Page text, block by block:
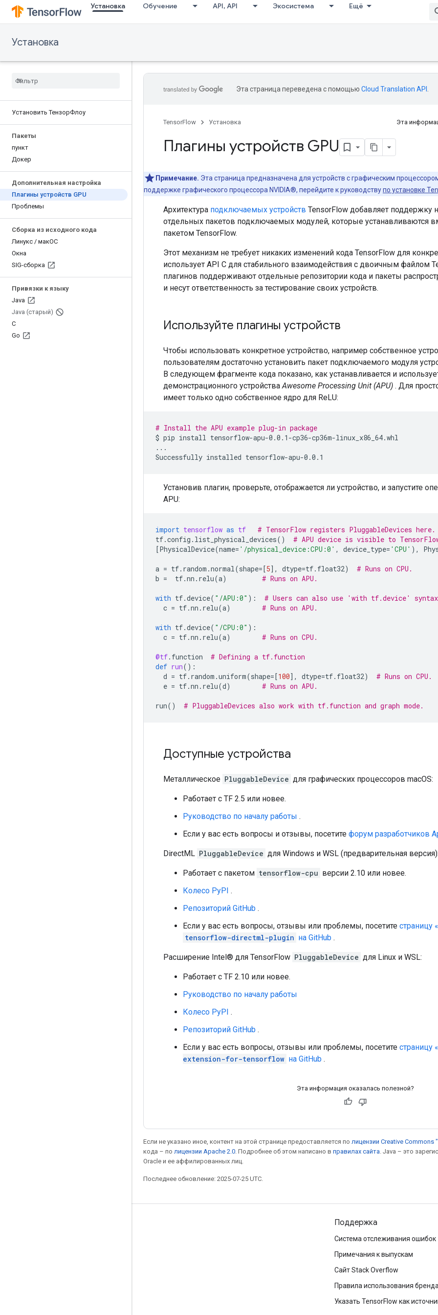
Установка Обучение API, API Экосистема Ещё
Установка
Установить ТензорФлоу
Пакеты
пункт
Докер
Дополнительная настройка
Плагины устройств GPU
Проблемы
Сборка из исходного кода
Линукс / макОС
Окна
SIG-сборка
Привязки к языку
Java
Java (старый)
С
Go
Эта страница переведена с помощью Cloud Translation API
TensorFlow Установка Эта
Плагины устройств GPU
Примечание. Эта страница предназначена для устройств с графическим
поддержке графического процессора NVIDIA®, перейдите к руководствупо установке
Архитектура подключаемых устройств TensorFlow добавляет поддержку
отдельных пакетов подключаемых модулей, которые устанавливаются
пакетом TensorFlow.
Этот механизм не требует никаких изменений кода TensorFlow для
использует API C для стабильного взаимодействия с двоичным файлом
плагинов поддерживают отдельные репозитории кода и пакеты
и несут ответственность за тестирование своих устройств.
Используйте плагины устройств
Чтобы использовать конкретное устройство, например собственное
пользователям достаточно установить пакет подключаемого модуля
В следующем фрагменте кода показано, как устанавливается и
демонстрационного устройстваAwesome Processing Unit (APU) . Для
имеет только одно собственное ядро ​​для ReLU:
# Install the APU example plug-in package
$ pip install tensorflow-apu-0.0.1-cp36-cp36m-linux_x86_64.whl
...
Successfully installed
Установив плагин, проверьте, отображается ли устройство, и запустите
APU:
import tensorflow as tf
# TensorFlow registers PluggableDevices here.
tf.config . list_physical_devices()
# APU device is visible to
[PhysicalDevice(name= '/physical_device:CPU:0' , device_type= 'CPU' ),
a = tf. random .normal(shape=[5], dtype=tf. float32)
# Runs on CPU.
b = tf.nn . relu(a) # Runs on APU.
with tf.device( "/APU:0" ):
# Users can also use 'with tf.device'
c = tf.nn . relu(a) # Runs on APU.
with tf.device( "/CPU:0" ):
c = tf.nn . relu(a) # Runs on CPU.
@tf. function
# Defining a tf.function
def run():
d = tf. random .uniform(shape=[100], dtype=tf. float32)
# Runs on CPU.
e = tf.nn . relu(d) # Runs on APU.
run() # PluggableDevices also work with tf.function and graph mode.
Доступные устройства
Металлическое PluggableDevice для графических процессоров macOS:
Работает с TF 2.5 или новее.
Руководство по началу работы .
Если у вас есть вопросы и отзывы, посетите форум разработчиков
DirectML PluggableDevice для Windows и WSL (предварительная версия):
Работает с пакетом tensorflow-cpu версии 2.10 или новее.
Колесо PyPI .
Репозиторий GitHub .
Если у вас есть вопросы, отзывы или проблемы, посетите страницу
tensorflow-directml-plugin на GitHub .
Расширение Intel® для TensorFlow PluggableDevice для Linux и WSL:
Работает с TF 2.10 или новее.
Руководство по началу работы
Колесо PyPI .
Репозиторий GitHub .
Если у вас есть вопросы, отзывы или проблемы, посетите страницу
extension-for-tensorflow на GitHub .
Эта информация оказалась полезной?
Если не указано иное, контент на этой странице предоставляется по лицензии Creative Commons
кода – по лицензии Apache 2.0 . Подробнее об этом написано в правилах сайта . Java – это
Oracle и ее аффилированных лиц.
Последнее обновление: 2025-07-25 UTC.
Поддержка
Система отслеживания ошибок
Примечания к выпускам
Сайт Stack Overflow
Правила использования бренда
Указать TensorFlow как